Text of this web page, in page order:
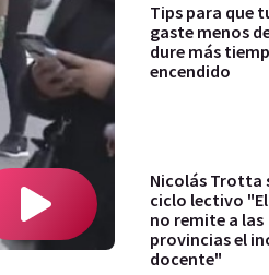
Tips para que
gaste menos
dure más
encendido
Nicolás Trotta
ciclo lectivo
no remite a las
provincias el
docente"